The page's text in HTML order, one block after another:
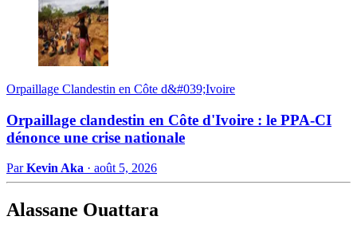
Orpaillage Clandestin en Côte d&#039;Ivoire
Orpaillage clandestin en Côte d'Ivoire : le PPA-CI
dénonce une crise nationale
ParKevin Aka · août 5, 2026
Alassane Ouattara